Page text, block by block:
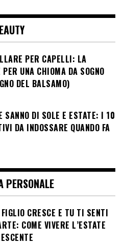
PER CAPELLI: LA
UNA CHIOMA DA SOGNO
DEL BALSAMO)
SANNO DI SOLE E ESTATE: I 10
DA INDOSSARE QUANDO FA
PERSONALE
FIGLIO CRESCE E TU TI SENTI
COME VIVERE L’ESTATE